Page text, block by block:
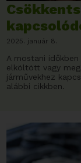
2025. január 8.
A mostani
elköltött vagy
járművekhez
alábbi cikkben.